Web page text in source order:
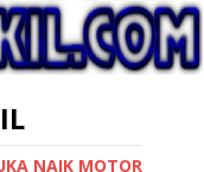
NAIK MOTOR